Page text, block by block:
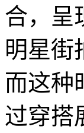
合，呈
明星街
而这种
过穿搭